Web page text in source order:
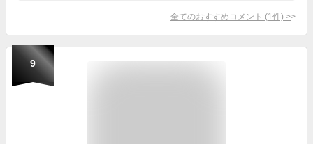
全てのおすすめコメント (1 件) >
9